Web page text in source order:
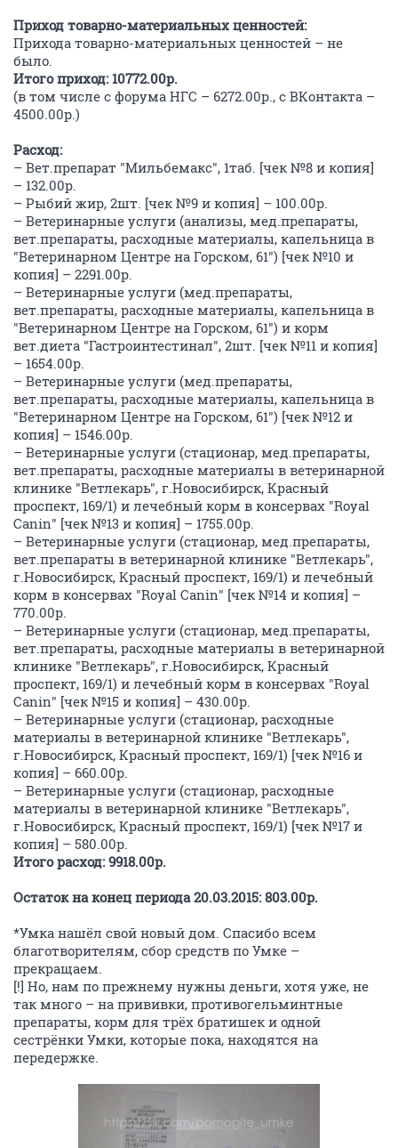
Приход товарно-материальных ценностей:
Прихода товарно-материальных ценностей – не
было.
Итого приход: 10772.00р.
(в том числе с форума НГС – 6272.00р., с ВКонтакта –
4500.00р.)
Расход:
– Вет.препарат "Мильбемакс", 1таб. [чек №8 и копия]
– 132.00р.
– Рыбий жир, 2шт. [чек №9 и копия] – 100.00р.
– Ветеринарные услуги (анализы, мед.препараты,
вет.препараты, расходные материалы, капельница в
"Ветеринарном Центре на Горском, 61") [чек №10 и
копия] – 2291.00р.
– Ветеринарные услуги (мед.препараты,
вет.препараты, расходные материалы, капельница в
"Ветеринарном Центре на Горском, 61") и корм
вет.диета "Гастроинтестинал", 2шт. [чек №11 и копия]
– 1654.00р.
– Ветеринарные услуги (мед.препараты,
вет.препараты, расходные материалы, капельница в
"Ветеринарном Центре на Горском, 61") [чек №12 и
копия] – 1546.00р.
– Ветеринарные услуги (стационар, мед.препараты,
вет.препараты, расходные материалы в ветеринарной
клинике "Ветлекарь", г.Новосибирск, Красный
проспект, 169/1) и лечебный корм в консервах "Royal
Canin" [чек №13 и копия] – 1755.00р.
– Ветеринарные услуги (стационар, мед.препараты,
вет.препараты в ветеринарной клинике "Ветлекарь",
г.Новосибирск, Красный проспект, 169/1) и лечебный
корм в консервах "Royal Canin" [чек №14 и копия] –
770.00р.
– Ветеринарные услуги (стационар, мед.препараты,
вет.препараты, расходные материалы в ветеринарной
клинике "Ветлекарь", г.Новосибирск, Красный
проспект, 169/1) и лечебный корм в консервах "Royal
Canin" [чек №15 и копия] – 430.00р.
– Ветеринарные услуги (стационар, расходные
материалы в ветеринарной клинике "Ветлекарь",
г.Новосибирск, Красный проспект, 169/1) [чек №16 и
копия] – 660.00р.
– Ветеринарные услуги (стационар, расходные
материалы в ветеринарной клинике "Ветлекарь",
г.Новосибирск, Красный проспект, 169/1) [чек №17 и
копия] – 580.00р.
Итого расход: 9918.00р.
Остаток на конец периода 20.03.2015: 803.00р.
*Умка нашёл свой новый дом. Спасибо всем
благотворителям, сбор средств по Умке –
прекращаем.
[!] Но, нам по прежнему нужны деньги, хотя уже, не
так много – на прививки, противогельминтные
препараты, корм для трёх братишек и одной
сестрёнки Умки, которые пока, находятся на
передержке.